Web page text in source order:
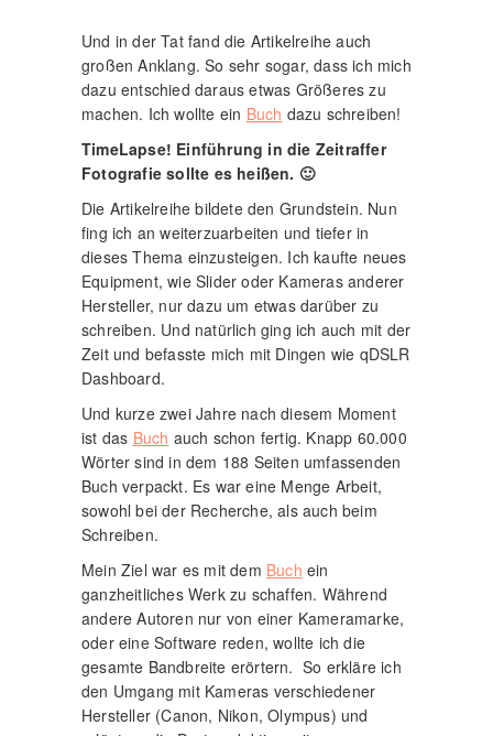
Und in der Tat fand die Artikelreihe auch
großen Anklang. So sehr sogar, dass ich mich
dazu entschied daraus etwas Größeres zu
machen. Ich wollte ein Buch dazu schreiben!
TimeLapse! Einführung in die Zeitraffer
Fotografie sollte es heißen. 🙂
Die Artikelreihe bildete den Grundstein. Nun
fing ich an weiterzuarbeiten und tiefer in
dieses Thema einzusteigen. Ich kaufte neues
Equipment, wie Slider oder Kameras anderer
Hersteller, nur dazu um etwas darüber zu
schreiben. Und natürlich ging ich auch mit der
Zeit und befasste mich mit Dingen wie qDSLR
Dashboard.
Und kurze zwei Jahre nach diesem Moment
ist das Buch auch schon fertig. Knapp 60.000
Wörter sind in dem 188 Seiten umfassenden
Buch verpackt. Es war eine Menge Arbeit,
sowohl bei der Recherche, als auch beim
Schreiben.
Mein Ziel war es mit dem Buch ein
ganzheitliches Werk zu schaffen. Während
andere Autoren nur von einer Kameramarke,
oder eine Software reden, wollte ich die
gesamte Bandbreite erörtern. So erkläre ich
den Umgang mit Kameras verschiedener
Hersteller (Canon, Nikon, Olympus) und